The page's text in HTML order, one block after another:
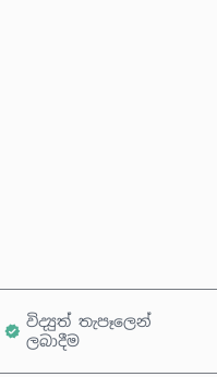
විද්‍යුත් තැපෑලෙන්
ලබාදීම